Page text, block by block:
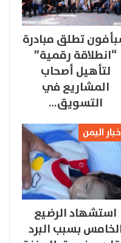
تطلق مبادرة
“انطلاقة رقمية”
لتأهيل أصحاب
المشاريع في
التسويق…
اليمن
استشهاد الرضيع
بسبب البرد